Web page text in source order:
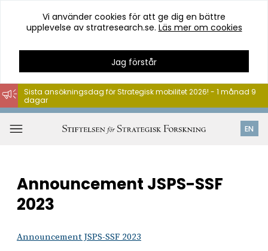
Hoppa
till
innehåll
Vi använder cookies för att ge dig en bättre
upplevelse av stratresearch.se. Läs mer om cookies
Jag förstår
EN
Sista ansökningsdag för Strategisk mobilitet 2026! - 1 månad 9
dagar
Announcement JSPS-SSF
2023
Announcement JSPS-SSF 2023